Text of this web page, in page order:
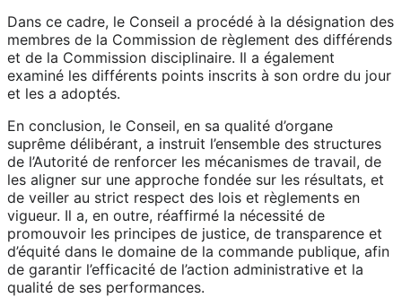
Dans ce cadre, le Conseil a procédé à la désignation des
membres de la Commission de règlement des différends
et de la Commission disciplinaire. Il a également
examiné les différents points inscrits à son ordre du jour
et les a adoptés.
En conclusion, le Conseil, en sa qualité d’organe
suprême délibérant, a instruit l’ensemble des structures
de l’Autorité de renforcer les mécanismes de travail, de
les aligner sur une approche fondée sur les résultats, et
de veiller au strict respect des lois et règlements en
vigueur. Il a, en outre, réaffirmé la nécessité de
promouvoir les principes de justice, de transparence et
d’équité dans le domaine de la commande publique, afin
de garantir l’efficacité de l’action administrative et la
qualité de ses performances.